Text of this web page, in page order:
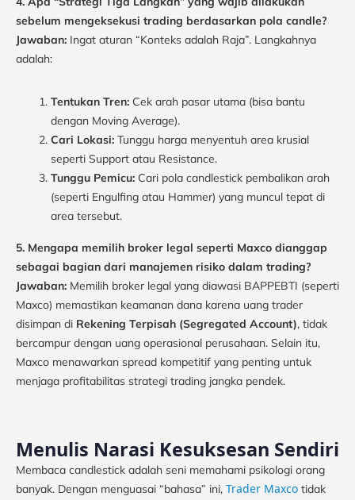
sebelum mengeksekusi trading berdasarkan pola candle?
Jawaban: Ingat aturan “Konteks adalah Raja”. Langkahnya
adalah:
Tentukan Tren: Cek arah pasar utama (bisa bantu
dengan Moving Average).
Cari Lokasi: Tunggu harga menyentuh area krusial
seperti Support atau Resistance.
Tunggu Pemicu: Cari pola candlestick pembalikan arah
(seperti Engulfing atau Hammer) yang muncul tepat di
area tersebut.
5. Mengapa memilih broker legal seperti Maxco dianggap
sebagai bagian dari manajemen risiko dalam trading?
Jawaban: Memilih broker legal yang diawasi BAPPEBTI (seperti
Maxco) memastikan keamanan dana karena uang trader
disimpan di Rekening Terpisah (Segregated Account), tidak
bercampur dengan uang operasional perusahaan. Selain itu,
Maxco menawarkan spread kompetitif yang penting untuk
menjaga profitabilitas strategi trading jangka pendek.
Menulis Narasi Kesuksesan Sendiri
Membaca candlestick adalah seni memahami psikologi orang
banyak. Dengan menguasai “bahasa” ini, Trader Maxco tidak